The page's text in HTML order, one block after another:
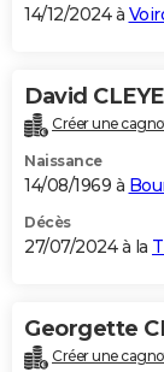
S'inscrire
Se connecter
Lycées
Collèges
Primaires
Universités
Entreprises
Service militaire
Avis de recherche
AVIS DE DÉCÈS
Bricolage
Lifestyle
Culture
Sport
Auto
Television
Voyage
Cinema
14/12/2024 à
David
Créer une
Naissance
14/08/1969 à
Décès
27/07/2024 à la
Georgette
Créer une